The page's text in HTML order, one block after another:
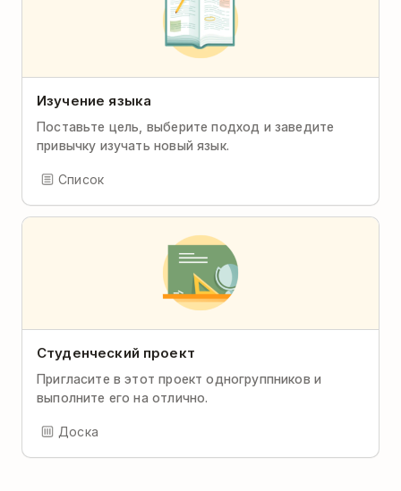
Изучение языка
Поставьте цель, выберите подход и заведите
привычку изучать новый язык.
Список
Студенческий проект
Пригласите в этот проект одногруппников и
выполните его на отлично.
Доска